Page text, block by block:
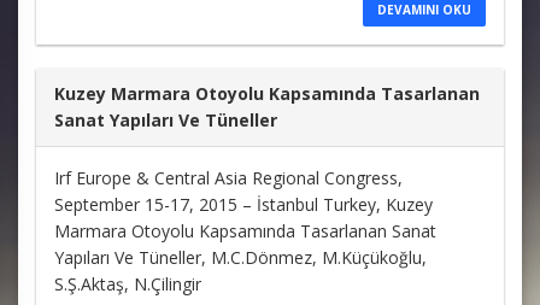
DEVAMINI OKU
Kuzey Marmara Otoyolu Kapsamında Tasarlanan
Sanat Yapıları Ve Tüneller
Irf Europe & Central Asia Regional Congress,
September 15-17, 2015 – İstanbul Turkey, Kuzey
Marmara Otoyolu Kapsamında Tasarlanan Sanat
Yapıları Ve Tüneller, M.C.Dönmez, M.Küçükoğlu,
S.Ş.Aktaş, N.Çilingir